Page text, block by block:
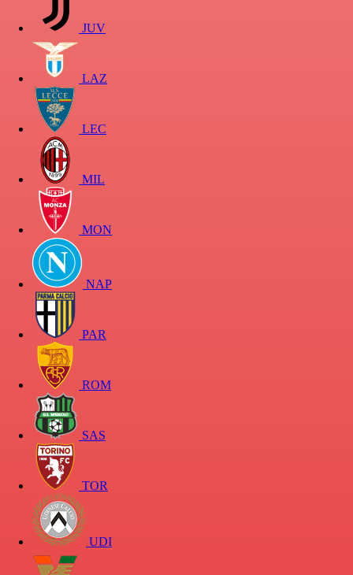
JUV
LAZ
LEC
MIL
MON
NAP
PAR
ROM
SAS
TOR
UDI